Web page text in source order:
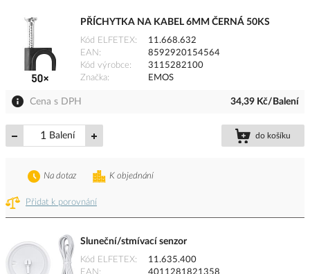
PŘÍCHYTKA NA KABEL 6MM ČERNÁ 50KS
Kód ELFETEX
11.668.632
EAN
8592920154564
Kód výrobce
3115282100
Značka
EMOS
Cena s DPH 34,39 Kč/Balení
Balení do košíku
Přidat k porovnání
K objednání
Na dotaz
Sluneční/stmívací senzor
Kód ELFETEX
11.635.400